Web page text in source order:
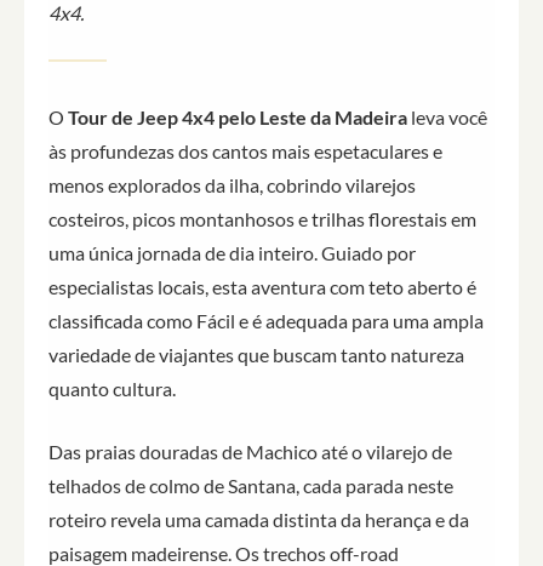
4x4.
O Tour de Jeep 4x4 pelo Leste da Madeira leva você
às profundezas dos cantos mais espetaculares e
menos explorados da ilha, cobrindo vilarejos
costeiros, picos montanhosos e trilhas florestais em
uma única jornada de dia inteiro. Guiado por
especialistas locais, esta aventura com teto aberto é
classificada como Fácil e é adequada para uma ampla
variedade de viajantes que buscam tanto natureza
quanto cultura.
Das praias douradas de Machico até o vilarejo de
telhados de colmo de Santana, cada parada neste
roteiro revela uma camada distinta da herança e da
paisagem madeirense. Os trechos off-road